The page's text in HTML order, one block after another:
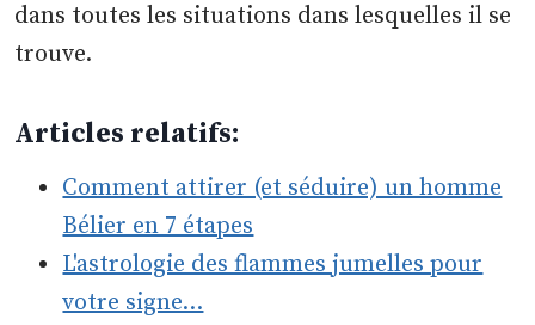
dans toutes les situations dans lesquelles il se
trouve.
Articles relatifs:
Comment attirer (et séduire) un homme
Bélier en 7 étapes
L'astrologie des flammes jumelles pour
votre signe…